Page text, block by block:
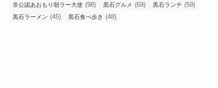
非公認あおもり朝ラー大使 (98) 黒石グルメ (69) 黒石ランチ (59)
黒石ラーメン (45) 黒石食べ歩き (48)